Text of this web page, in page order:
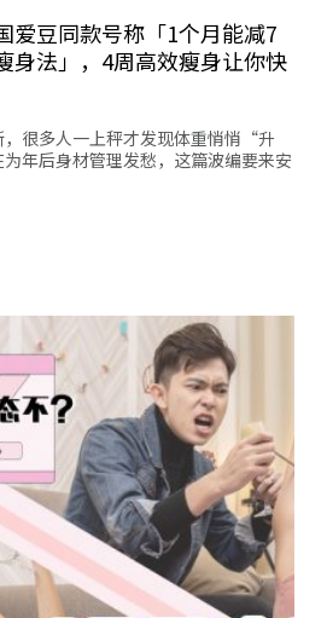
爱豆同款号称「1个月能减7
身法」，4周高效瘦身让你快
很多人一上秤才发现体重悄悄“升
年后身材管理发愁，这篇波编要来安